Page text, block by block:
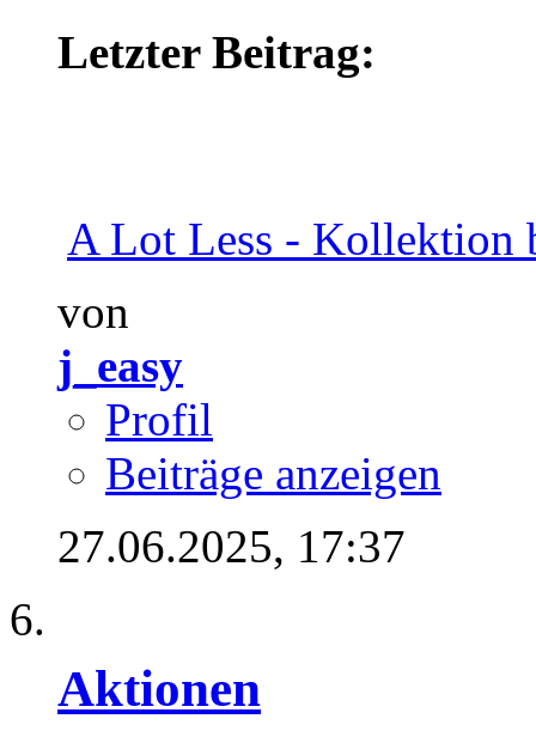
Letzter Beitrag:
A Lot Less - Kollektion
von
j_easy
Profil
Beiträge anzeigen
27.06.2025, 17:37
Aktionen